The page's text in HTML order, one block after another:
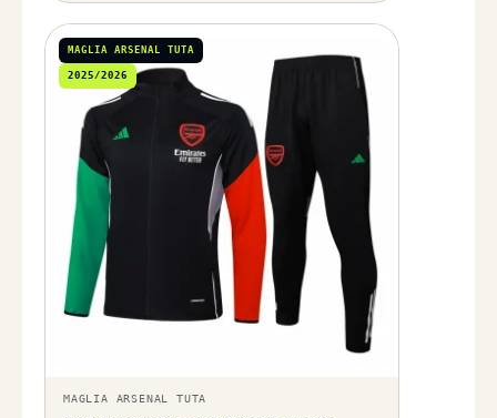
MAGLIA ARSENAL TUTA
2025/2026
MAGLIA ARSENAL TUTA